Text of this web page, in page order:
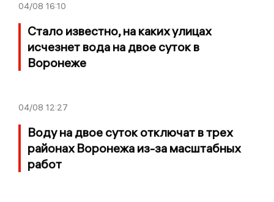
04/08 16:10
Стало известно, на каких улицах
исчезнет вода на двое суток в
Воронеже
04/08 12:27
Воду на двое суток отключат в трех
районах Воронежа из-за масштабных
работ